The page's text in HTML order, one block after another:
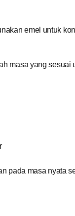
emel untuk
masa yang sesuai
pada masa nyata